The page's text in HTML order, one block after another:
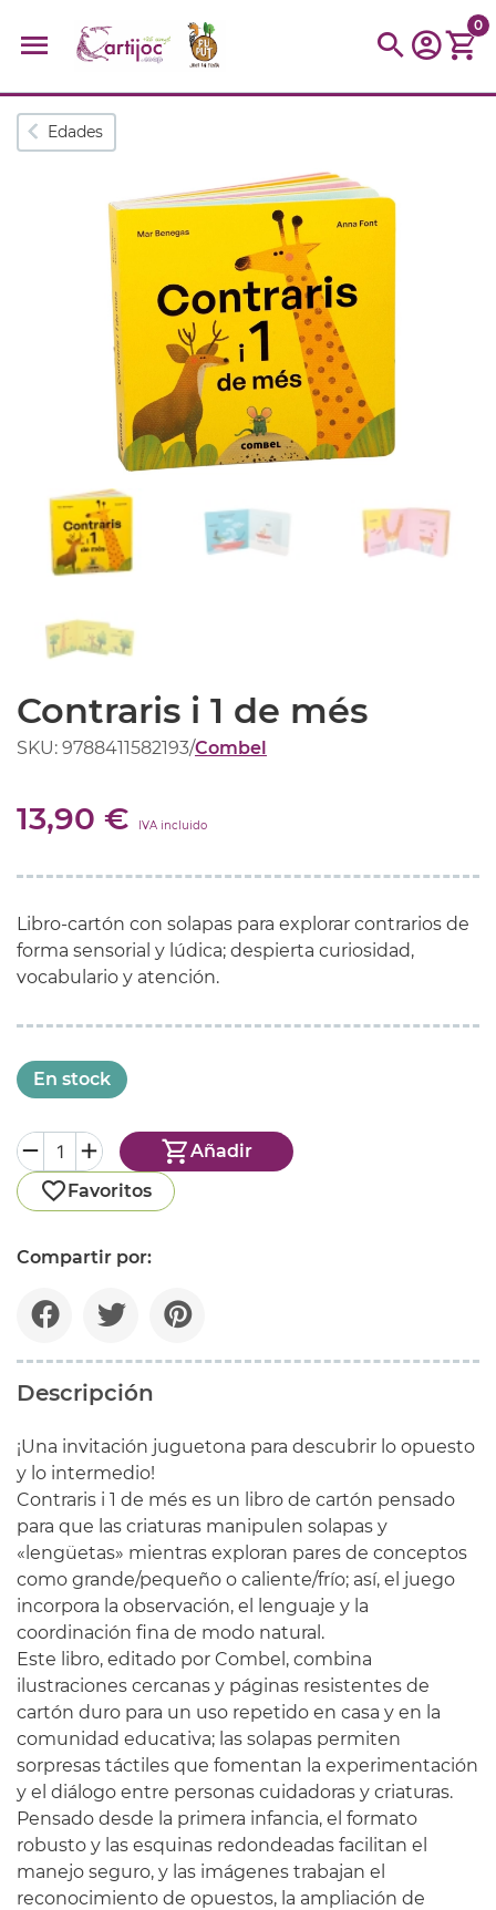
Búsquedas populares
montessori
kit kidynight Puzzle
0
Edades
Contraris i 1 de més
SKU: 9788411582193/Combel
13,90 € IVA incluido
Libro-cartón con solapas para explorar contrarios de
forma sensorial y lúdica; despierta curiosidad,
vocabulario y atención.
En stock
Añadir
Favoritos
Compartir por:
Descripción
¡Una invitación juguetona para descubrir lo opuesto
y lo intermedio!
Contraris i 1 de més es un libro de cartón pensado
para que las criaturas manipulen solapas y
«lengüetas» mientras exploran pares de conceptos
como grande/pequeño o caliente/frío; así, el juego
incorpora la observación, el lenguaje y la
coordinación fina de modo natural.
Este libro, editado por Combel, combina
ilustraciones cercanas y páginas resistentes de
cartón duro para un uso repetido en casa y en la
comunidad educativa; las solapas permiten
sorpresas táctiles que fomentan la experimentación
y el diálogo entre personas cuidadoras y criaturas.
Pensado desde la primera infancia, el formato
robusto y las esquinas redondeadas facilitan el
manejo seguro, y las imágenes trabajan el
reconocimiento de opuestos, la ampliación de